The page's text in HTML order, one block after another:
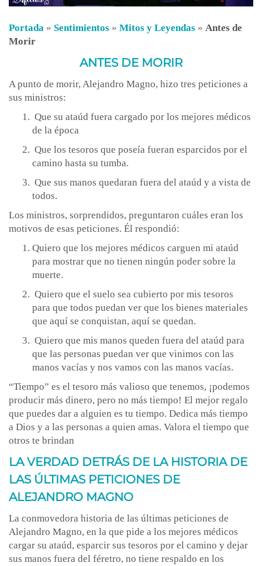
Portada » Sentimientos » Mitos y Leyendas » Antes de
Morir
ANTES DE MORIR
A punto de morir, Alejandro Magno, hizo tres peticiones a
sus ministros:
Que su ataúd fuera cargado por los mejores médicos
de la época
Que los tesoros que poseía fueran esparcidos por el
camino hasta su tumba.
Que sus manos quedaran fuera del ataúd y a vista de
todos.
Los ministros, sorprendidos, preguntaron cuáles eran los
motivos de esas peticiones. Él respondió:
Quiero que los mejores médicos carguen mi ataúd
para mostrar que no tienen ningún poder sobre la
muerte.
Quiero que el suelo sea cubierto por mis tesoros
para que todos puedan ver que los bienes materiales
que aquí se conquistan, aquí se quedan.
Quiero que mis manos queden fuera del ataúd para
que las personas puedan ver que vinimos con las
manos vacías y nos vamos con las manos vacías.
“Tiempo” es el tesoro más valioso que tenemos, ¡podemos
producir más dinero, pero no más tiempo! El mejor regalo
que puedes dar a alguien es tu tiempo. Dedica más tiempo
a Dios y a las personas a quien amas. Valora el tiempo que
otros te brindan
LA VERDAD DETRÁS DE LA HISTORIA DE
LAS ÚLTIMAS PETICIONES DE
ALEJANDRO MAGNO
La conmovedora historia de las últimas peticiones de
Alejandro Magno, en la que pide a los mejores médicos
cargar su ataúd, esparcir sus tesoros por el camino y dejar
sus manos fuera del féretro, no tiene respaldo en los